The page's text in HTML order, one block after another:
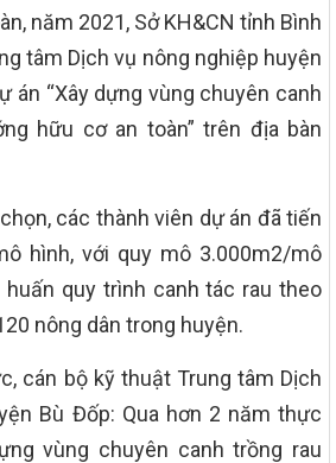
năm 2021, Sở KH&CN tỉnh Bình
tâm Dịch vụ nông nghiệp huyện
án “Xây dựng vùng chuyên canh
hữu cơ an toàn” trên địa bàn
các thành viên dự án đã tiến
hình, với quy mô 3.000m2/mô
quy trình canh tác rau theo
nông dân trong huyện.
cán bộ kỹ thuật Trung tâm Dịch
Bù Đốp: Qua hơn 2 năm thực
vùng chuyên canh trồng rau